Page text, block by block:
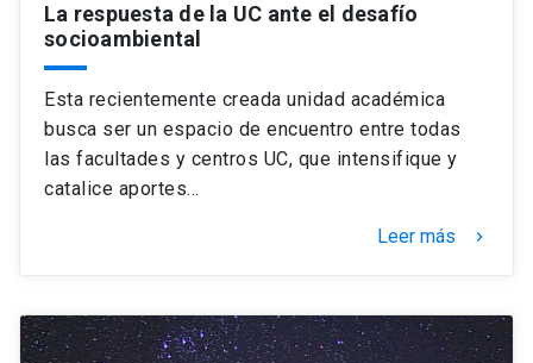
Académicos
Personal
Alumni launch
Admisión launch
Mi Cuenta UC launch
Correo UC
Mi Portal UC launch
La respuesta de la UC ante el desafío
socioambiental
Esta recientemente creada unidad académica
busca ser un espacio de encuentro entre todas
las facultades y centros UC, que intensifique y
catalice aportes…
Leer más keyboard_arrow_right